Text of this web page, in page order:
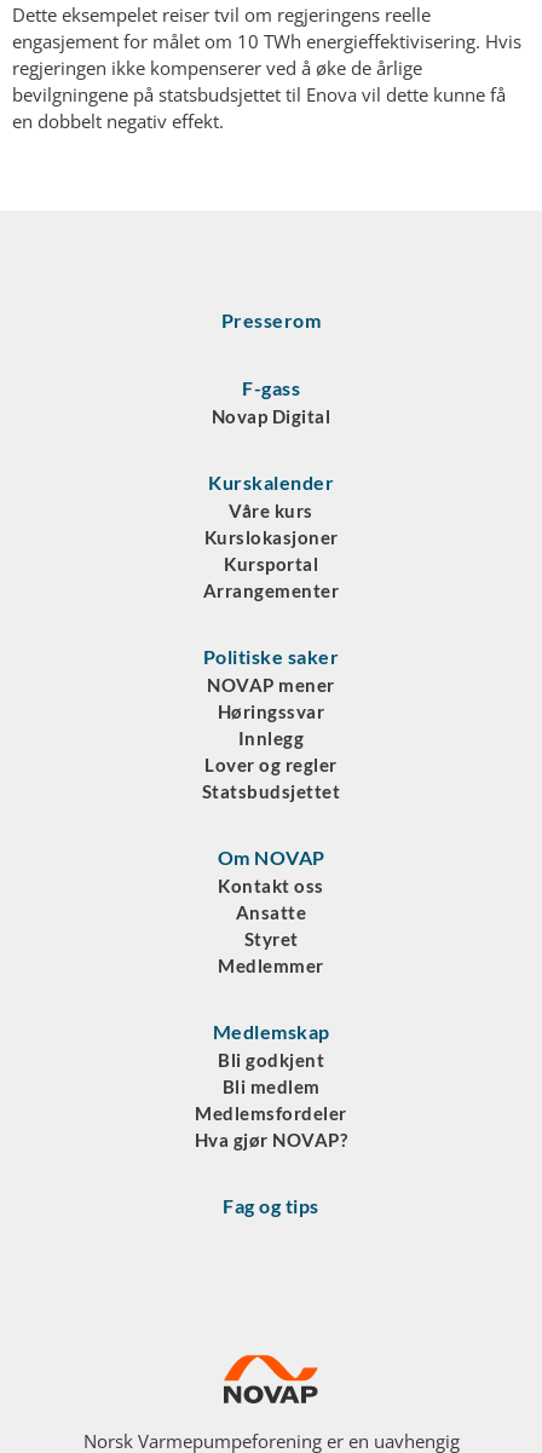
Dette eksempelet reiser tvil om regjeringens reelle
engasjement for målet om 10 TWh energieffektivisering. Hvis
regjeringen ikke kompenserer ved å øke de årlige
bevilgningene på statsbudsjettet til Enova vil dette kunne få
en dobbelt negativ effekt.
Presserom
F-gass
Novap Digital
Kurskalender
Våre kurs
Kurslokasjoner
Kursportal
Arrangementer
Politiske saker
NOVAP mener
Høringssvar
Innlegg
Lover og regler
Statsbudsjettet
Om NOVAP
Kontakt oss
Ansatte
Styret
Medlemmer
Medlemskap
Bli godkjent
Bli medlem
Medlemsfordeler
Hva gjør NOVAP?
Fag og tips
Norsk Varmepumpeforening er en uavhengig